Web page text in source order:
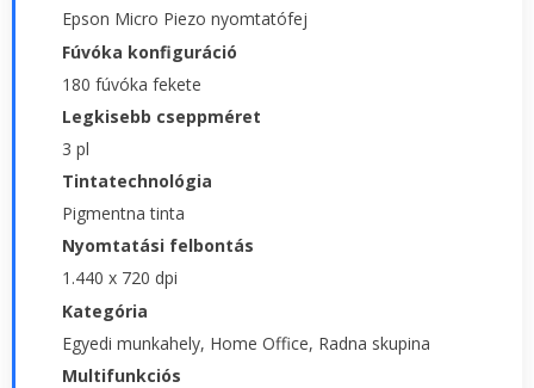
Epson Micro Piezo nyomtatófej
Fúvóka konfiguráció
180 fúvóka fekete
Legkisebb cseppméret
3 pl
Tintatechnológia
Pigmentna tinta
Nyomtatási felbontás
1.440 x 720 dpi
Kategória
Egyedi munkahely, Home Office, Radna skupina
Multifunkciós